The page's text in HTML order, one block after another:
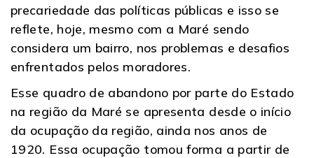
precariedade das políticas públicas e isso se
reflete, hoje, mesmo com a Maré sendo
considera um bairro, nos problemas e desafios
enfrentados pelos moradores.
Esse quadro de abandono por parte do Estado
na região da Maré se apresenta desde o início
da ocupação da região, ainda nos anos de
1920. Essa ocupação tomou forma a partir de